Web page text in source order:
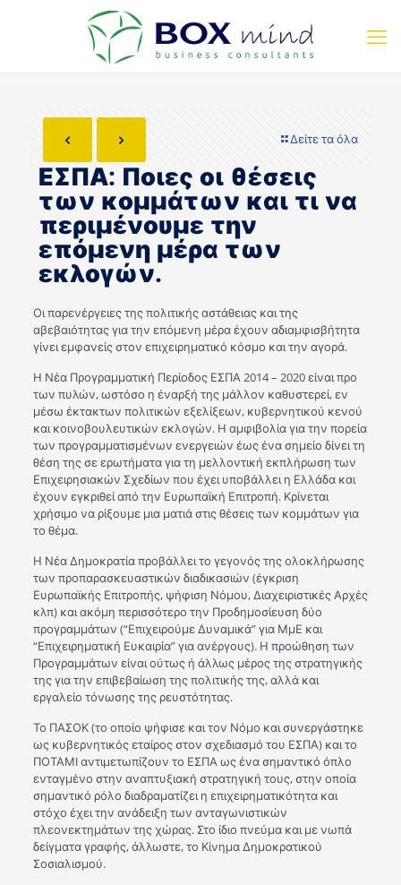
Δείτε τα όλα
ΕΣΠΑ: Ποιες οι θέσεις
των κομμάτων και τι να
περιμένουμε την
επόμενη μέρα των
εκλογών.
Οι παρενέργειες της πολιτικής αστάθειας και της
αβεβαιότητας για την επόμενη μέρα έχουν αδιαμφισβήτητα
γίνει εμφανείς στον επιχειρηματικό κόσμο και την αγορά.
Η Νέα Προγραμματική Περίοδος ΕΣΠΑ 2014 – 2020 είναι προ
των πυλών, ωστόσο η έναρξή της μάλλον καθυστερεί, εν
μέσω έκτακτων πολιτικών εξελίξεων, κυβερνητικού κενού
και κοινοβουλευτικών εκλογών. Η αμφιβολία για την πορεία
των προγραμματισμένων ενεργειών έως ένα σημείο δίνει τη
θέση της σε ερωτήματα για τη μελλοντική εκπλήρωση των
Επιχειρησιακών Σχεδίων που έχει υποβάλλει η Ελλάδα και
έχουν εγκριθεί από την Ευρωπαϊκή Επιτροπή. Κρίνεται
χρήσιμο να ρίξουμε μια ματιά στις θέσεις των κομμάτων για
το θέμα.
Η Νέα Δημοκρατία προβάλλει το γεγονός της ολοκλήρωσης
των προπαρασκευαστικών διαδικασιών (έγκριση
Ευρωπαϊκής Επιτροπής, ψήφιση Νόμου, Διαχειριστικές Αρχές
κλπ) και ακόμη περισσότερο την Προδημοσίευση δύο
προγραμμάτων (“Επιχειρούμε Δυναμικά” για ΜμΕ και
“Επιχειρηματική Ευκαιρία” για ανέργους). Η προώθηση των
Προγραμμάτων είναι ούτως ή άλλως μέρος της στρατηγικής
της για την επιβεβαίωση της πολιτικής της, αλλά και
εργαλείο τόνωσης της ρευστότητας.
Το ΠΑΣΟΚ (το οποίο ψήφισε και τον Νόμο και συνεργάστηκε
ως κυβερνητικός εταίρος στον σχεδιασμό του ΕΣΠΑ) και το
ΠΟΤΑΜΙ αντιμετωπίζουν το ΕΣΠΑ ως ένα σημαντικό όπλο
ενταγμένο στην αναπτυξιακή στρατηγική τους, στην οποία
σημαντικό ρόλο διαδραματίζει η επιχειρηματικότητα και
στόχο έχει την ανάδειξη των ανταγωνιστικών
πλεονεκτημάτων της χώρας. Στο ίδιο πνεύμα και με νωπά
δείγματα γραφής, άλλωστε, το Κίνημα Δημοκρατικού
Σοσιαλισμού.